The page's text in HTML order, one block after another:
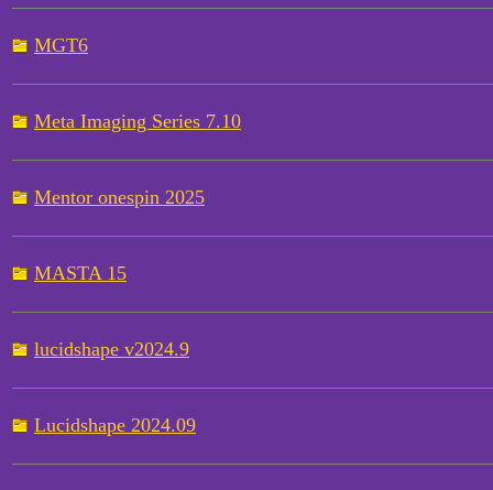
MGT6
Meta Imaging Series 7.10
Mentor onespin 2025
MASTA 15
lucidshape v2024.9
Lucidshape 2024.09